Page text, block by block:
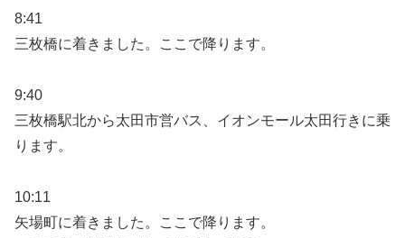
8:41
三枚橋に着きました。ここで降ります。
9:40
三枚橋駅北から太田市営バス、イオンモール太田行きに乗
ります。
10:11
矢場町に着きました。ここで降ります。